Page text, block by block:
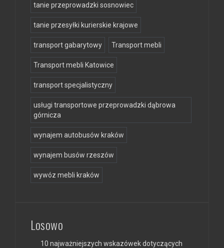
tanie przeprowadzki sosnowiec
tanie przesyłki kurierskie krajowe
transport gabarytowy Transport mebli
Transport mebli Katowice
transport specjalistyczny
usługi transportowe przeprowadzki dąbrowa
górnicza
wynajem autobusów kraków
wynajem busów rzeszów
wywóz mebli kraków
Losowo
10 najważniejszych wskazówek dotyczących